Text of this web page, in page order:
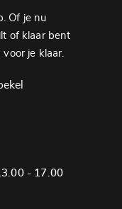
Of je nu
of klaar bent
je klaar.
- 17.00